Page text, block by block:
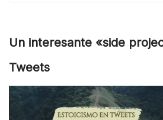
Un interesante «side
Tweets